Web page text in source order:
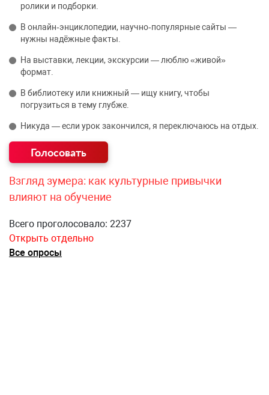
ролики и подборки.
В онлайн‑энциклопедии, научно‑популярные сайты —
нужны надёжные факты.
На выставки, лекции, экскурсии — люблю «живой»
формат.
В библиотеку или книжный — ищу книгу, чтобы
погрузиться в тему глубже.
Никуда — если урок закончился, я переключаюсь на отдых.
Взгляд зумера: как культурные привычки
влияют на обучение
Всего проголосовало: 2237
Открыть отдельно
Все опросы